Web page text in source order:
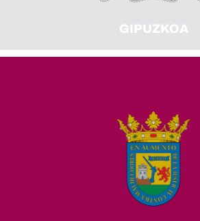
GIPUZKOA